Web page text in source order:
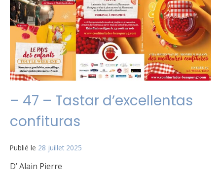
– 47 – Tastar d’excellentas
confituras
Publié le 28 juillet 2025
D’ Alain Pierre